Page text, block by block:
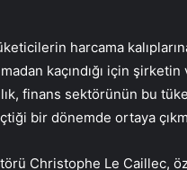
harcama
kaçındığı için
finans sektörünün bu
bir dönemde ortaya
Christophe Le Caillec,